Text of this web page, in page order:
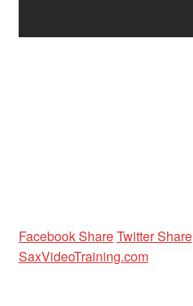
Facebook ShareTwitter Share
SaxVideoTraining.com